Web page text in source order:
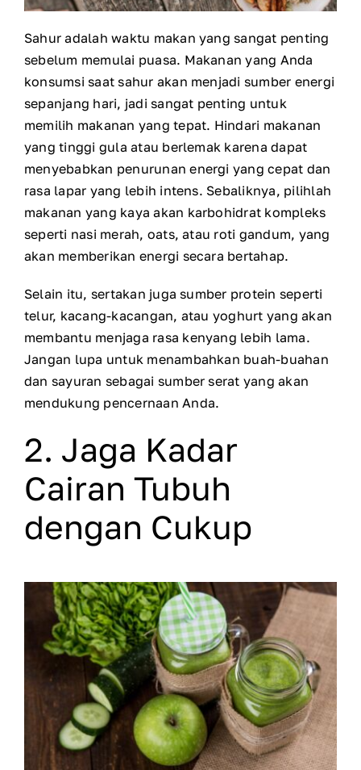
Sahur adalah waktu makan yang sangat penting
sebelum memulai puasa. Makanan yang Anda
konsumsi saat sahur akan menjadi sumber energi
sepanjang hari, jadi sangat penting untuk
memilih makanan yang tepat. Hindari makanan
yang tinggi gula atau berlemak karena dapat
menyebabkan penurunan energi yang cepat dan
rasa lapar yang lebih intens. Sebaliknya, pilihlah
makanan yang kaya akan karbohidrat kompleks
seperti nasi merah, oats, atau roti gandum, yang
akan memberikan energi secara bertahap.
Selain itu, sertakan juga sumber protein seperti
telur, kacang-kacangan, atau yoghurt yang akan
membantu menjaga rasa kenyang lebih lama.
Jangan lupa untuk menambahkan buah-buahan
dan sayuran sebagai sumber serat yang akan
mendukung pencernaan Anda.
2. Jaga Kadar
Cairan Tubuh
dengan Cukup